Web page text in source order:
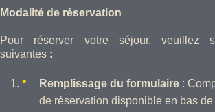
Modalité de réservation
Pour réserver votre séjour, veuillez
suivantes :
Remplissage du formulaire :
de réservation disponible en bas de